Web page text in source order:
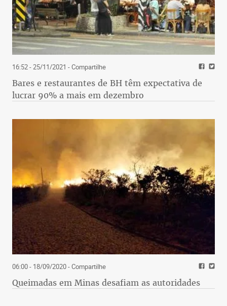
16:52 - 25/11/2021 - Compartilhe
Bares e restaurantes de BH têm expectativa de
lucrar 90% a mais em dezembro
06:00 - 18/09/2020- Compartilhe
Queimadas em Minas desafiam as autoridades